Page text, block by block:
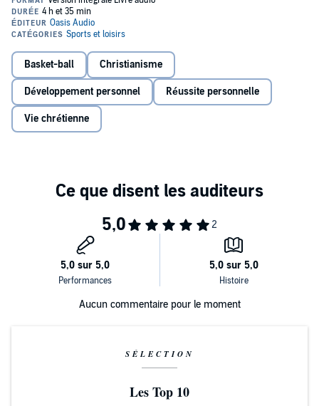
Basket-ball Christianisme
Développement personnel Réussite personnelle
Vie chrétienne
Aucun commentaire pour le moment
SÉLECTION
Les Top 10